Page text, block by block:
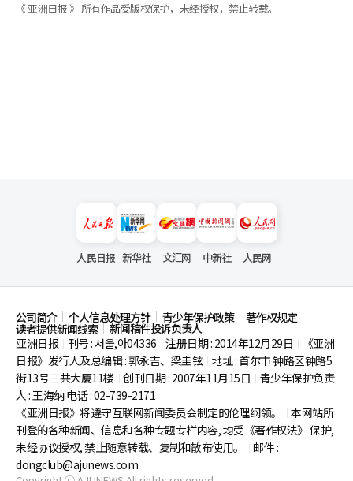
《 亚洲日报 》 所有作品受版权保护，未经授权，禁止转载。
人民日报 新华社 文汇网 中新社 人民网
公司简介 个人信息处理方针 青少年保护政策 著作权规定
读者提供新闻线索
新闻稿件投诉负责人
亚洲日报
刊号 : 서울,아04336 注册日期 : 2014年12月29日
《亚洲
日报》发行人及总编辑 : 郭永吉、梁圭铉 地址 : 首尔市钟路区钟路5
街13号三共大厦11楼 创刊日期 : 2007年11月15日
青少年保护负责
人 : 王海纳 电话 : 02-739-2171
《亚洲日报》将遵守互联网新闻委员会制定的伦理纲领。
本网站所
刊登的各种新闻、信息和各种专题专栏内容, 均受《著作权法》 保护,
未经协议授权, 禁止随意转载、复制和散布使用。
邮件 :
dongclub@ajunews.com